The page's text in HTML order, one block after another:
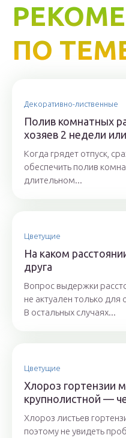
ПО
Декоративно-лиственные
Полив комнатных
хозяев 2 недели
Когда грядет отпуск,
обеспечить полив
длительном...
Цветущие
На каком
друга
Вопрос выдержки
не актуален только для
В остальных случаях...
Цветущие
Хлороз гортензии
крупнолистной —
Хлороз листьев
поэтому не увидеть